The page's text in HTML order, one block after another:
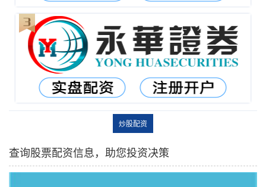
炒股配资
查询股票配资信息，助您投资决策